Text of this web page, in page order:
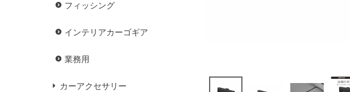
フィッシング
インテリアカーゴギア
業務用
カーアクセサリー